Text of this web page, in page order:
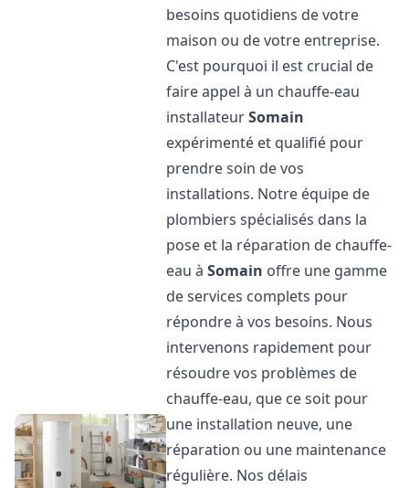
besoins quotidiens de votre
maison ou de votre entreprise.
C'est pourquoi il est crucial de
faire appel à un chauffe-eau
installateurSomain
expérimenté et qualifié pour
prendre soin de vos
installations. Notre équipe de
plombiers spécialisés dans la
pose et la réparation de chauffe-
eau àSomain offre une gamme
de services complets pour
répondre à vos besoins. Nous
intervenons rapidement pour
résoudre vos problèmes de
chauffe-eau, que ce soit pour
une installation neuve, une
réparation ou une maintenance
régulière. Nos délais